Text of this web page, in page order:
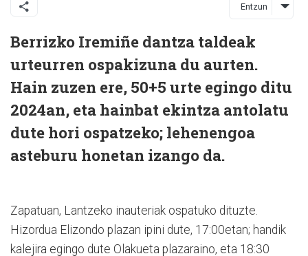
Entzun
Berrizko Iremiñe dantza taldeak
urteurren ospakizuna du aurten.
Hain zuzen ere, 50+5 urte egingo ditu
2024an, eta hainbat ekintza antolatu
dute hori ospatzeko; lehenengoa
asteburu honetan izango da.
Zapatuan, Lantzeko inauteriak ospatuko dituzte.
Hizordua Elizondo plazan ipini dute, 17:00etan; handik
kalejira egingo dute Olakueta plazaraino, eta 18:30